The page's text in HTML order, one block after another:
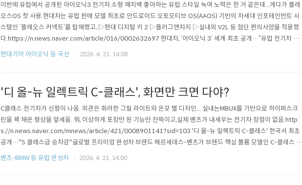
이번에 유럽에서 공개된 아이오닉3 전기차.소형 해치백 좋아하는 유럽 스타일 녹여 노력은 한 거 같은데...게다가 플레
오스OS 첫 사용.현대차는 유럽 판매 모델 최초로 안드로이드 오토모티브 OS(AAOS) 기반의 차세대 인포테인먼트 시
스템인 ‘플레오스 커넥트’를 탑재했고, ▷현대 디지털 키 2 ▷플러그앤차지 ▷실내외 V2L 등 첨단 편의사양을 적용했
다.https://n.news.naver.com/article/016/0002632697 현대차, ‘아이오닉 3’ 세계 최초 공개…“유럽 전기차 시
장 정조준”실내 공간성 극대화, ‘에어로 해치’ 디자인 적용 유럽 WLTP 기준 1회 충전 최대 496㎞ 주행 “유럽 전기차 라
현대기아 아이오닉 등 국산 2026. 4. 21. 14:08
'디 올-뉴 일렉트릭 C-클래스', 화면만 크면 다야?
C클래스 전기차가 신형이 나옴. 외관은 화려한 그릴 라이트와 온갖 별 디자인... 실내는MBUX를 기반으로 하이퍼스크
린을 꽉 채운 형상을 앞세움. 뭐, 이상하게 포장만 된 기능만 잔뜩이고,실제 벤츠가 내세우는 전기차 장점이 없음.http
s://n.news.naver.com/mnews/article/421/0008901141?sid=103 '디 올-뉴 일렉트릭 C-클래스' 한국서 최초
공개…"S 클래스급 승차감"글로벌 프리미엄 완성차 브랜드 메르세데스-벤츠가 브랜드 핵심 볼륨 모델인 C-클래스 전
동화모델을 선보이며 중형 전기차 시장 공략에 나섰다. 특히 브랜드 역사상 처음으로 월드 프리미어(세n.news.naver.
벤츠-BMW 등 유럽 완성차 2026. 4. 21. 14:00